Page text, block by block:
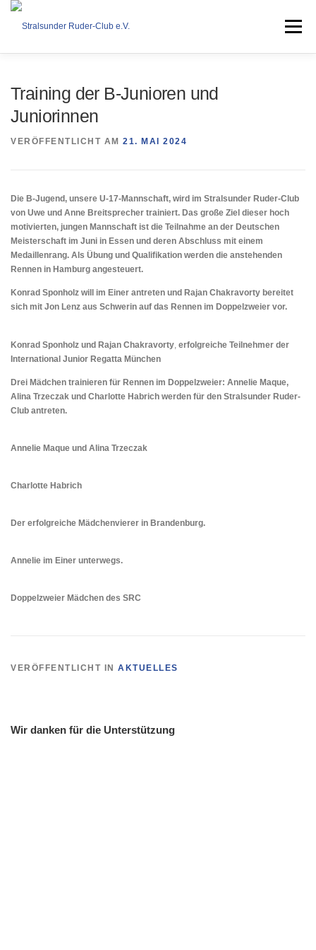
Zum
Menü
Training der B-Junioren und
Juniorinnen
VERÖFFENTLICHT AM 21. MAI 2024
Die B-Jugend, unsere U-17-Mannschaft, wird im Stralsunder Ruder-Club
von Uwe und Anne Breitsprecher trainiert. Das große Ziel dieser hoch
motivierten, jungen Mannschaft ist die Teilnahme an der Deutschen
Meisterschaft im Juni in Essen und deren Abschluss mit einem
Medaillenrang. Als Übung und Qualifikation werden die anstehenden
Rennen in Hamburg angesteuert.
Konrad Sponholz will im Einer antreten und Rajan Chakravorty bereitet
sich mit Jon Lenz aus Schwerin auf das Rennen im Doppelzweier vor.
Konrad Sponholz und Rajan Chakravorty erfolgreiche Teilnehmer der
International Junior Regatta München
Drei Mädchen trainieren für Rennen im Doppelzweier: Annelie Maque,
Alina Trzeczak und Charlotte Habrich werden für den Stralsunder Ruder-
Club antreten.
Annelie Maque und Alina Trzeczak
Charlotte Habrich
Der erfolgreiche Mädchenvierer in Brandenburg.
Annelie im Einer unterwegs.
Doppelzweier Mädchen des SRC
VERÖFFENTLICHT IN AKTUELLES
Wir danken für die Unterstützung